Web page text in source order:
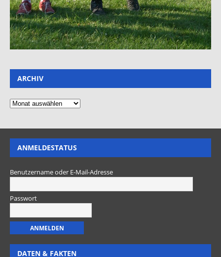
ARCHIV
ANMELDESTATUS
Benutzername oder E-Mail-Adresse
Passwort
DATEN & FAKTEN